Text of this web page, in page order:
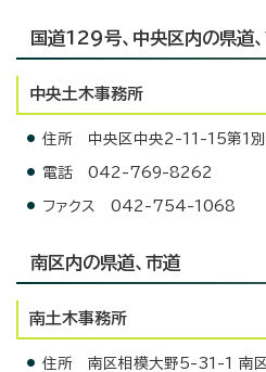
国道129号、中央区内の県道
中央土木事務所
住所 中央区中央2-11-15第1
電話 042-769-8262
ファクス 042-754-1068
南区内の県道、市道
南土木事務所
住所 南区相模大野5-31-1 南